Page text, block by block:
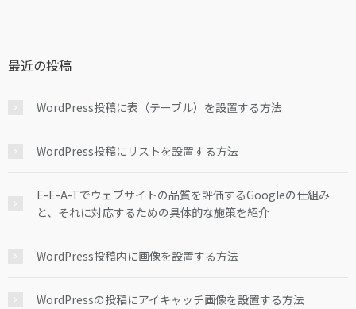
最近の投稿
WordPress投稿に表（テーブル）を設置する方法
WordPress投稿にリストを設置する方法
E-E-A-Tでウェブサイトの品質を評価するGoogleの仕組み
と、それに対応するための具体的な施策を紹介
WordPress投稿内に画像を設置する方法
WordPressの投稿にアイキャッチ画像を設置する方法